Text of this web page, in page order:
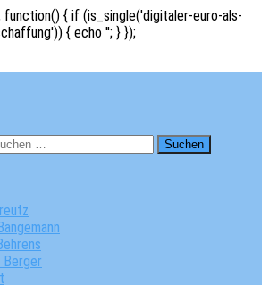
function() { if (is_single('digitaler-euro-als-
{ echo ''; } });
Berger